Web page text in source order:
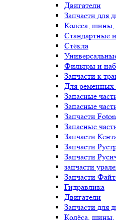
Двигатели
Запчасти для
Колёса, шины,
Стандартные
Стёкла
Фильтры и
Запчасти к
Для ременных
Запасные
Запасные
Запчасти
Запасные
Запчасти
Запчасти
Запчасти
запчасти
Запчасти
Гидравлика
Двигатели
Запчасти для
Колёса, шины,